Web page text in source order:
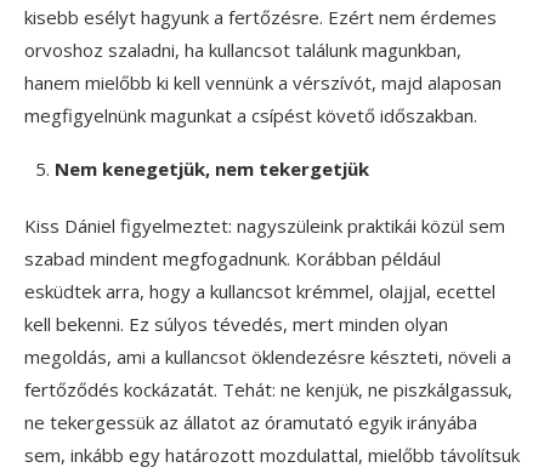
kisebb esélyt hagyunk a fertőzésre. Ezért nem érdemes
orvoshoz szaladni, ha kullancsot találunk magunkban,
hanem mielőbb ki kell vennünk a vérszívót, majd alaposan
megfigyelnünk magunkat a csípést követő időszakban.
Nem kenegetjük, nem tekergetjük
Kiss Dániel figyelmeztet: nagyszüleink praktikái közül sem
szabad mindent megfogadnunk. Korábban például
esküdtek arra, hogy a kullancsot krémmel, olajjal, ecettel
kell bekenni. Ez súlyos tévedés, mert minden olyan
megoldás, ami a kullancsot öklendezésre készteti, növeli a
fertőződés kockázatát. Tehát: ne kenjük, ne piszkálgassuk,
ne tekergessük az állatot az óramutató egyik irányába
sem, inkább egy határozott mozdulattal, mielőbb távolítsuk